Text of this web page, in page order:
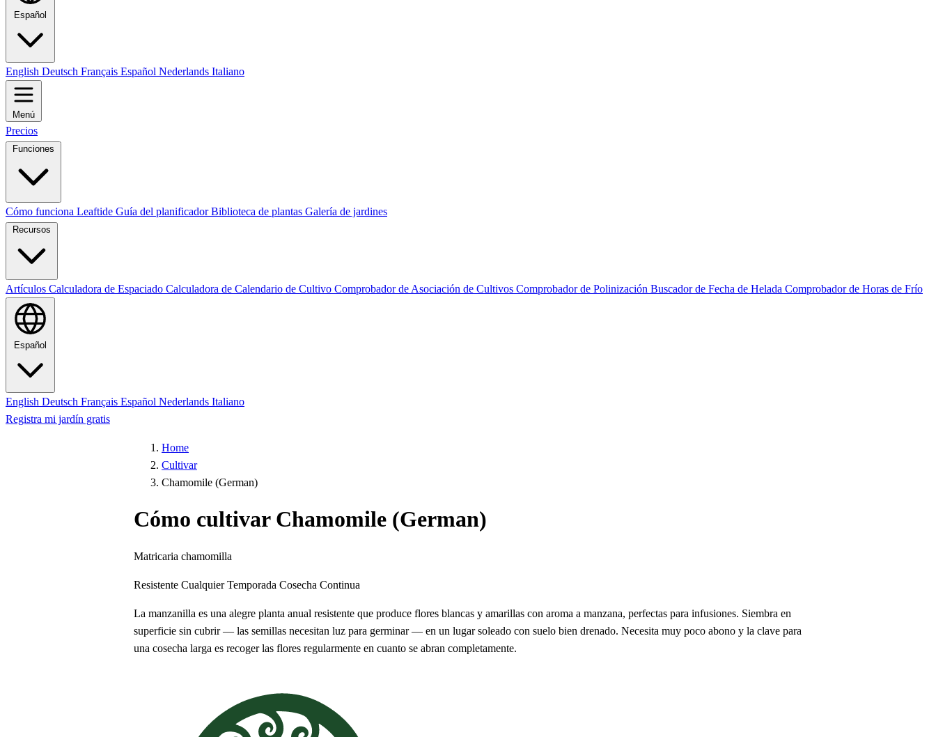
Español
English Deutsch Français Español Nederlands Italiano
Menú
Precios
Funciones
Cómo funciona Leaftide Guía del planificadorBiblioteca de plantas Galería de jardines
Recursos
Artículos Calculadora de Espaciado Calculadora de Calendario de Cultivo Comprobador de Asociación de Cultivos Comprobador de Polinización Buscador de Fecha de Helada Comprobador de Horas de Frío
Español
English Deutsch Français Español Nederlands Italiano
Registra mi jardín gratis
Home
Cultivar
Chamomile (German)
Cómo cultivar Chamomile (German)
Matricaria chamomilla
Resistente Cualquier Temporada Cosecha Continua
La manzanilla es una alegre planta anual resistente que produce flores blancas y amarillas con aroma a manzana, perfectas para infusiones. Siembra en
superficie sin cubrir — las semillas necesitan luz para germinar — en un lugar soleado con suelo bien drenado. Necesita muy poco abono y la clave para
una cosecha larga es recoger las flores regularmente en cuanto se abran completamente.